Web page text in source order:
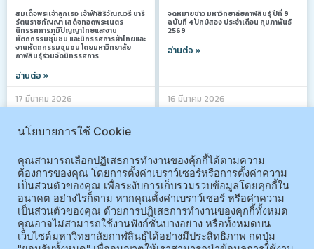
สมเด็จพระเจ้าลูกเธอ เจ้าฟ้าสิริวัณณวรี นารี
รัตนราชกัญญา เสด็จทอดพระเนตร
นิทรรศการภูมิปัญญาไทยและงาน
หัตถกรรมชุมชน และนิทรรศการผ้าไทยและ
งานหัตถกรรมชุมชน โดยมหาวิทยาลัย
กาฬสินธุ์ร่วมจัดนิทรรศการ
อ่านต่อ »
17 มีนาคม 2026
จดหมายข่าว มหาวิทยาลัยกาฬสินธุ์ ปีที่ 9
ฉบับที่ 4 ปักษ์สอง ประจำเดือน กุมภาพันธ์
2569
อ่านต่อ »
16 มีนาคม 2026
จดหมายข่าว มหาวิทยาลัยกาฬสินธุ์ ปีที่ 28
ฉบับที่ ปักษ์แรก ประจำเดือน กุมภาพันธ์
2569
จดหมายข่าว มหาวิทยาลัยกาฬสินธุ์ ปีที่ 9
ฉบับที่ 2 ปักษ์สอง ประจำเดือน มกราคม
2569
นโยบายการใช้ Cookie
คุณสามารถเลือกปฏิเสธการทำงานของคุ้กกี้ได้ตามความ
ต้องการของคุณ โดยการตั้งค่าเบราว์เซอร์หรือการตั้งค่าความ
เป็นส่วนตัวของคุณ เพื่อระงับการเก็บรวมรวบข้อมูลโดยคุกกี้ใน
อนาคต อย่างไรก็ตาม หากคุณตั้งค่าเบราว์เซอร์ หรือค่าความ
เป็นส่วนตัวของคุณ ด้วยการปฎิเสธการทำงานของคุกกี้ทั้งหมด
คุณอาจไม่สามารถใช้งานฟังก์ชั่นบางอย่าง หรือทั้งหมดบน
เว็บไซต์มหาวิทยาลัยกาฬสินธุ์ได้อย่างมีประสิทธิภาพ กดปุ่ม